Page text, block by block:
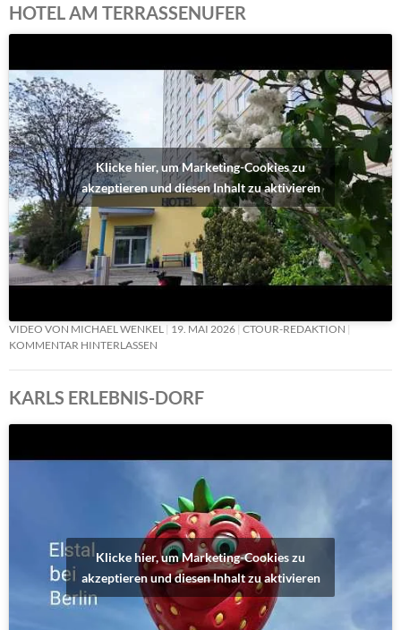
HOTEL AM TERRASSENUFER
Klicke hier, um Marketing-Cookies zu
akzeptieren und diesen Inhalt zu aktivieren
VIDEO VON MICHAEL WENKEL 19. MAI 2026 CTOUR-REDAKTION
KOMMENTAR HINTERLASSEN
KARLS ERLEBNIS-DORF
Klicke hier, um Marketing-Cookies zu
akzeptieren und diesen Inhalt zu aktivieren